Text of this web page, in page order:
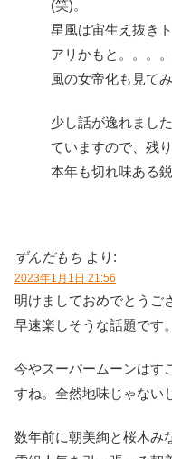
(笑)。
星風は宙生え抜き
アリかもと。。。
風の女帝化も見て
少し話が逸れまし
ていますので、残
本年も切れ味ある
ずんだもち より:
2023年1月1日 21:56
明けましておめでとうご
早速楽しそうな話題です。
今やスーパームーンはす
すね。全然地味じゃない
数年前に朝美絢と桜木み